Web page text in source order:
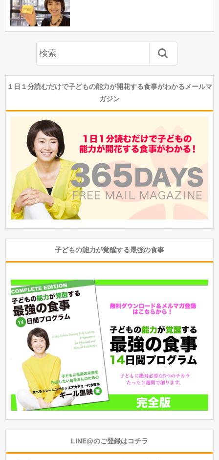
１日１分読むだけで子どもの能力が開花する食事がわかるメールマ
ガジン
子どもの能力が覚醒する最強の食事
LINE@のご登録はコチラ